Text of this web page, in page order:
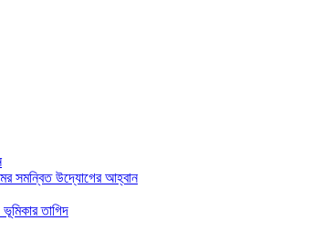
সমন্বিত উদ্যোগের আহ্বান
তাগিদ